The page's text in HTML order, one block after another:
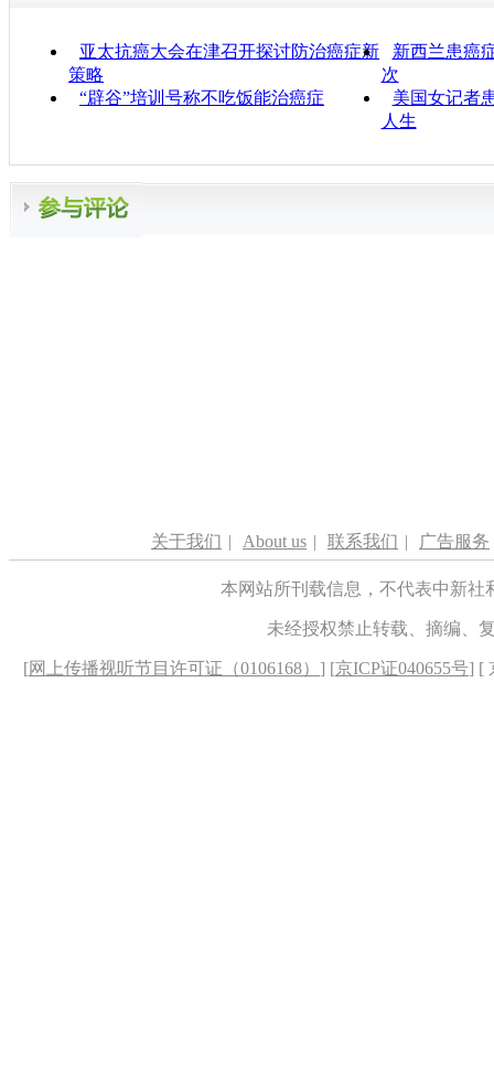
亚太抗癌大会在津召开探讨防治癌症新
策略
新西兰患癌
次
“辟谷”培训号称不吃饭能治癌症
美国女记者
人生
关于我们 | About us | 联系我们 | 广告服务
本网站所刊载信息，不代表中新
未经授权禁止转载、摘编、
[网上传播视听节目许可证（0106168） ] [京ICP证040655号] [